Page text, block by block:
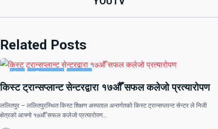
Related Posts
किस्ट ट्रान्सप्लान्ट सेन्टरद्वारा १७औँ सफल कलेजो प्रत्यारोपण
ललितपुर – ललितपुरस्थित किस्ट शिक्षण अस्पताल अन्तर्गतको किस्ट ट्रान्सप्लान्ट सेन्टर ले निजी
क्षेत्रको आफ्नो १७औँ सफल कलेजो प्रत्यारोपण…